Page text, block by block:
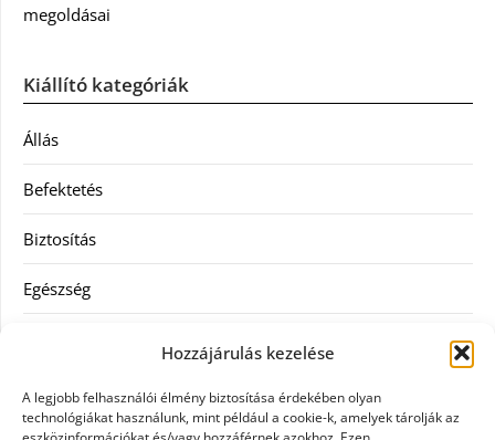
Hozzájárulás kezelése
A legjobb felhasználói élmény biztosítása érdekében olyan
technológiákat használunk, mint például a cookie-k, amelyek tárolják az
megoldásai
Kiállító kategóriák
Állás
Befektetés
Biztosítás
Egészség
Ingatlan